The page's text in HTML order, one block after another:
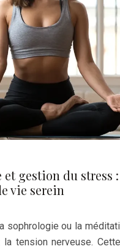
gestion du stress
vie serein
sophrologie ou la
tension nerveuse.